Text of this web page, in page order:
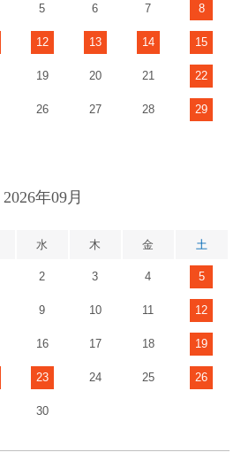
5 6 7 8
12 13 14 15
19 20 21 22
26 27 28 29
2026年09月
水 木 金 土
2 3 4 5
9 10 11 12
16 17 18 19
23 24 25 26
30